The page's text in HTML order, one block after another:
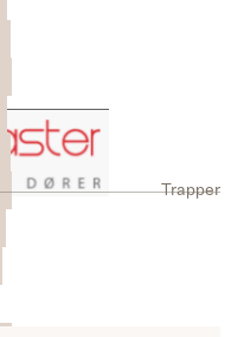
Trapper